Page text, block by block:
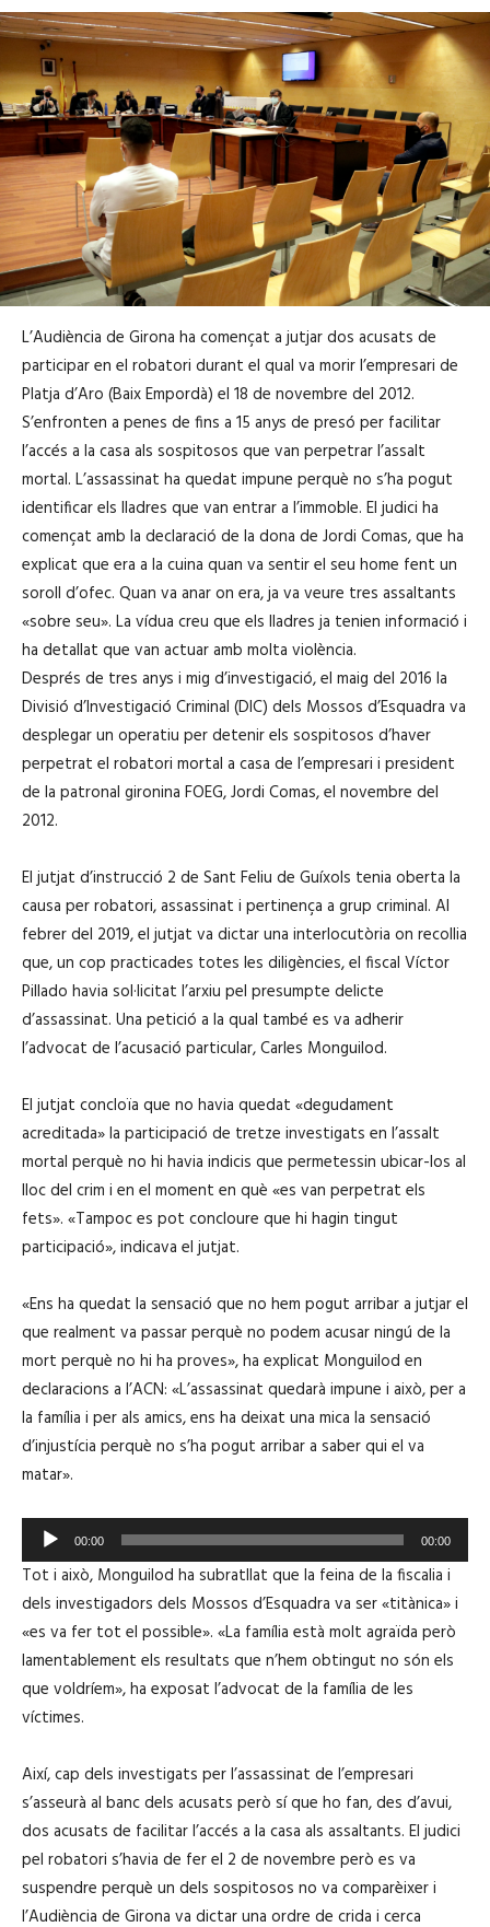
L’Audiència de Girona ha començat a jutjar dos acusats de
participar en el robatori durant el qual va morir l’empresari de
Platja d’Aro (Baix Empordà) el 18 de novembre del 2012.
S’enfronten a penes de fins a 15 anys de presó per facilitar
l’accés a la casa als sospitosos que van perpetrar l’assalt
mortal. L’assassinat ha quedat impune perquè no s’ha pogut
identificar els lladres que van entrar a l’immoble. El judici ha
començat amb la declaració de la dona de Jordi Comas, que ha
explicat que era a la cuina quan va sentir el seu home fent un
soroll d’ofec. Quan va anar on era, ja va veure tres assaltants
«sobre seu». La vídua creu que els lladres ja tenien informació i
ha detallat que van actuar amb molta violència.
Després de tres anys i mig d’investigació, el maig del 2016 la
Divisió d’Investigació Criminal (DIC) dels Mossos d’Esquadra va
desplegar un operatiu per detenir els sospitosos d’haver
perpetrat el robatori mortal a casa de l’empresari i president
de la patronal gironina FOEG, Jordi Comas, el novembre del
2012.
El jutjat d’instrucció 2 de Sant Feliu de Guíxols tenia oberta la
causa per robatori, assassinat i pertinença a grup criminal. Al
febrer del 2019, el jutjat va dictar una interlocutòria on recollia
que, un cop practicades totes les diligències, el fiscal Víctor
Pillado havia sol·licitat l’arxiu pel presumpte delicte
d’assassinat. Una petició a la qual també es va adherir
l’advocat de l’acusació particular, Carles Monguilod.
El jutjat concloïa que no havia quedat «degudament
acreditada» la participació de tretze investigats en l’assalt
mortal perquè no hi havia indicis que permetessin ubicar-los al
lloc del crim i en el moment en què «es van perpetrat els
fets». «Tampoc es pot concloure que hi hagin tingut
participació», indicava el jutjat.
«Ens ha quedat la sensació que no hem pogut arribar a jutjar el
que realment va passar perquè no podem acusar ningú de la
mort perquè no hi ha proves», ha explicat Monguilod en
declaracions a l’ACN: «L’assassinat quedarà impune i això, per a
la família i per als amics, ens ha deixat una mica la sensació
d’injustícia perquè no s’ha pogut arribar a saber qui el va
matar».
e
p
r
o
d
u
c
o
r
d
'
à
00:00 00:00
Tot i això, Monguilod ha subratllat que la feina de la fiscalia i
dels investigadors dels Mossos d’Esquadra va ser «titànica» i
«es va fer tot el possible». «La família està molt agraïda però
lamentablement els resultats que n’hem obtingut no són els
que voldríem», ha exposat l’advocat de la família de les
víctimes.
Així, cap dels investigats per l’assassinat de l’empresari
s’asseurà al banc dels acusats però sí que ho fan, des d’avui,
dos acusats de facilitar l’accés a la casa als assaltants. El judici
pel robatori s’havia de fer el 2 de novembre però es va
suspendre perquè un dels sospitosos no va comparèixer i
l’Audiència de Girona va dictar una ordre de crida i cerca